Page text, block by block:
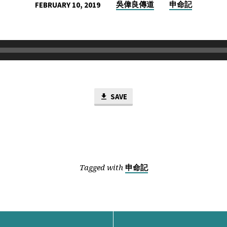
FEBRUARY 10, 2019 吳偉良傳道 申命記
SAVE
Tagged with 申命記